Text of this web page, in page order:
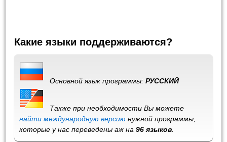
Какие языки поддерживаются?
Основной язык программы:РУССКИЙ
Также при необходимости Вы можете
найти международную версию нужной программы,
которые у нас переведены аж на96 языков